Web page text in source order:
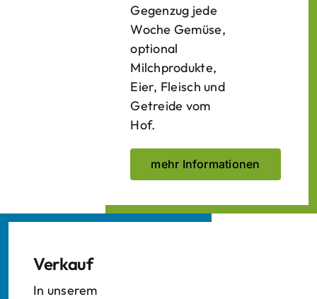
Gegenzug jede
Woche Gemüse,
optional
Milchprodukte,
Eier, Fleisch und
Getreide vom
Hof.
mehr Informationen
Verkauf
In unserem